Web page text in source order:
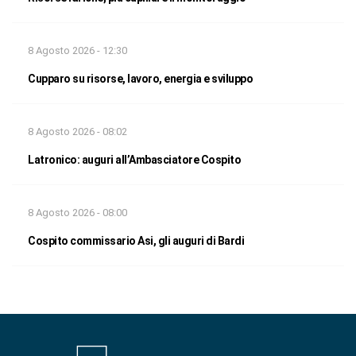
8 Agosto 2026 - 12:30
Cupparo su risorse, lavoro, energia e sviluppo
8 Agosto 2026 - 08:02
Latronico: auguri all’Ambasciatore Cospito
8 Agosto 2026 - 08:00
Cospito commissario Asi, gli auguri di Bardi